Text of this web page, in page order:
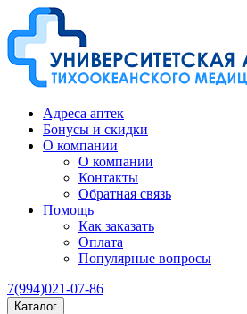
Адреса аптек
Бонусы и скидки
О компании
О компании
Контакты
Обратная связь
Помощь
Как заказать
Оплата
Популярные вопросы
7(994)021-07-86
Каталог